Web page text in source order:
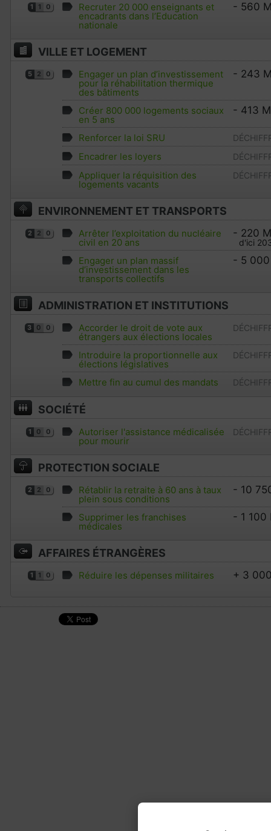
1 1 0 Recruter 20 000 enseignants et
encadrants dans l’Education
nationale
- 560
VILLE ET LOGEMENT
5 2 0 Engager un plan d’investissement
pour la réhabilitation thermique
des bâtiments
- 243
Créer 800 000 logements sociaux
en 5 ans
- 413
Renforcer la loi SRU
Encadrer les loyers
Appliquer la réquisition des
logements vacants
ENVIRONNEMENT ET TRANSPORTS
2 2 0 Arrêter l’exploitation du nucléaire
civil en 20 ans
- 220
d'ici
Engager un plan massif
d’investissement dans les
transports collectifs
- 5
ADMINISTRATION ET INSTITUTIONS
3 0 0 Accorder le droit de vote aux
étrangers aux élections locales
Introduire la proportionnelle aux
élections législatives
Mettre fin au cumul des mandats
SOCIÉTÉ
1 0 0 Autoriser l'assistance médicalisée
pour mourir
PROTECTION SOCIALE
2 2 0 Rétablir la retraite à 60 ans à taux
plein sous conditions
- 10
Supprimer les franchises
médicales
- 1 100
AFFAIRES ÉTRANGÈRES
1 1 0 Réduire les dépenses militaires + 3